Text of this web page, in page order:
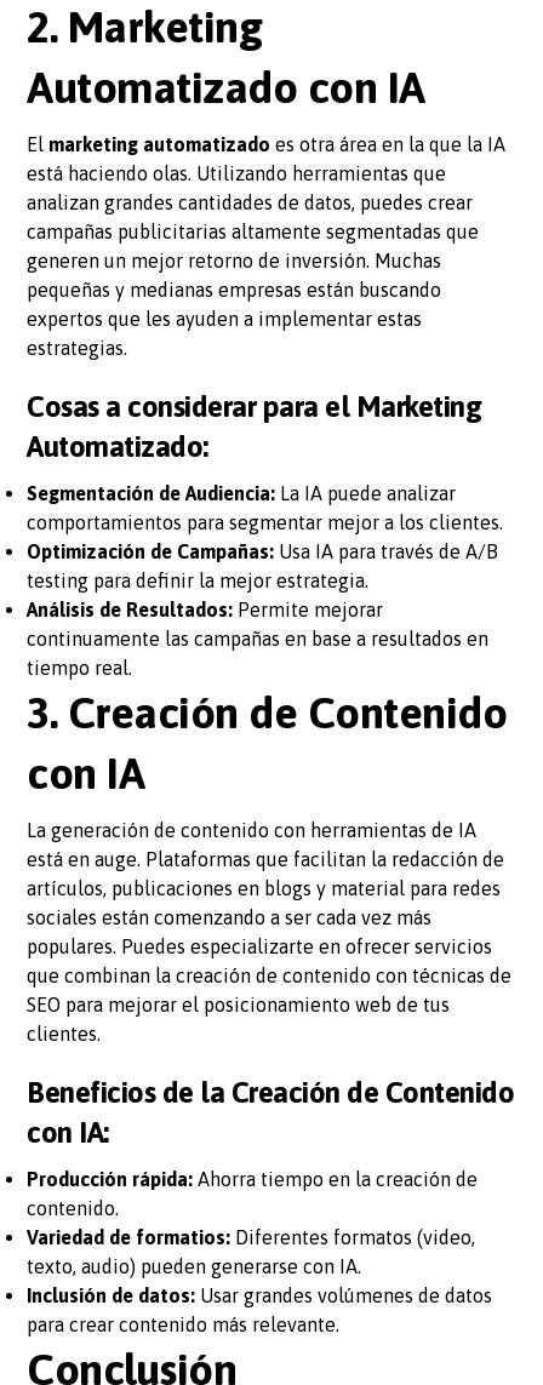
2. Marketing
Automatizado con IA
El marketing automatizado es otra área en la que la IA
está haciendo olas. Utilizando herramientas que
analizan grandes cantidades de datos, puedes crear
campañas publicitarias altamente segmentadas que
generen un mejor retorno de inversión. Muchas
pequeñas y medianas empresas están buscando
expertos que les ayuden a implementar estas
estrategias.
Cosas a considerar para el Marketing
Automatizado:
Segmentación de Audiencia: La IA puede analizar
comportamientos para segmentar mejor a los clientes.
Optimización de Campañas: Usa IA para través de A/B
testing para definir la mejor estrategia.
Análisis de Resultados: Permite mejorar
continuamente las campañas en base a resultados en
tiempo real.
3. Creación de Contenido
con IA
La generación de contenido con herramientas de IA
está en auge. Plataformas que facilitan la redacción de
artículos, publicaciones en blogs y material para redes
sociales están comenzando a ser cada vez más
populares. Puedes especializarte en ofrecer servicios
que combinan la creación de contenido con técnicas de
SEO para mejorar el posicionamiento web de tus
clientes.
Beneficios de la Creación de Contenido
con IA:
Producción rápida: Ahorra tiempo en la creación de
contenido.
Variedad de formatios: Diferentes formatos (video,
texto, audio) pueden generarse con IA.
Inclusión de datos: Usar grandes volúmenes de datos
para crear contenido más relevante.
Conclusión